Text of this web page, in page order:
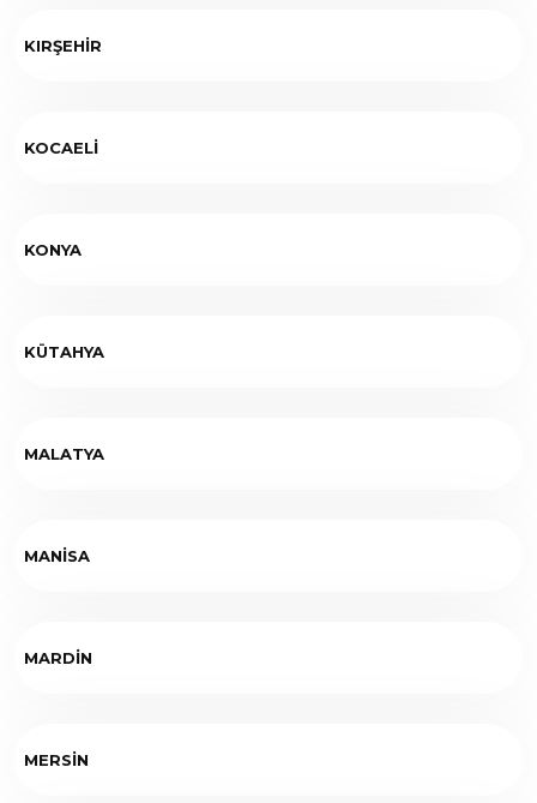
KIRŞEHİR
KOCAELİ
KONYA
KÜTAHYA
MALATYA
MANİSA
MARDİN
MERSİN